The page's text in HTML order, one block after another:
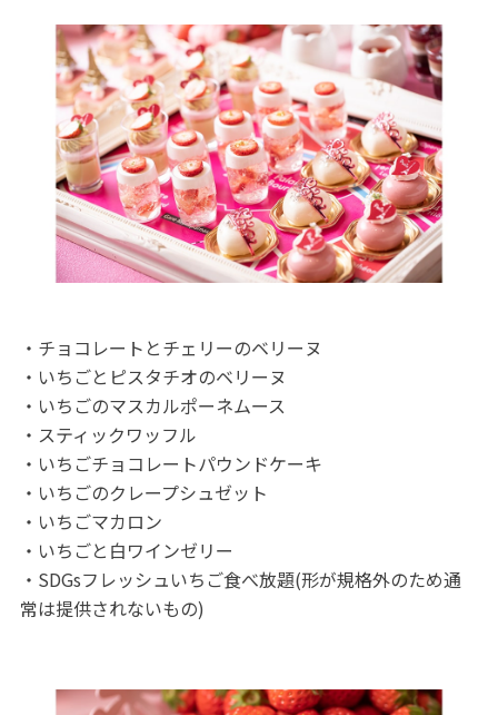
・チョコレートとチェリーのベリーヌ
・いちごとピスタチオのベリーヌ
・いちごのマスカルポーネムース
・スティックワッフル
・いちごチョコレートパウンドケーキ
・いちごのクレープシュゼット
・いちごマカロン
・いちごと白ワインゼリー
・SDGsフレッシュいちご食べ放題(形が規格外のため通
常は提供されないもの)